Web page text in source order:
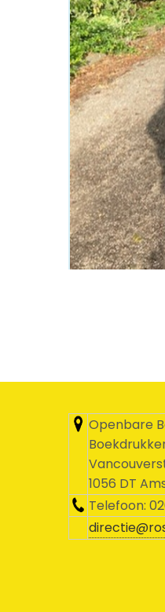
Openbare
1056 DT
Telefoon: